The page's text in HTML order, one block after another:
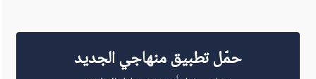
حمّل تطبيق منهاجي الجديد